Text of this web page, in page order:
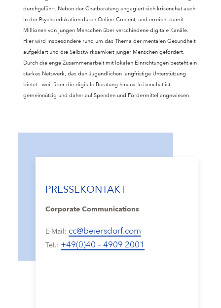
durchgeführt. Neben der Chatberatung engagiert sich krisenchat auch
in der Psychoedukation durch Online-Content, und erreicht damit
Millionen von jungen Menschen über verschiedene digitale Kanäle.
Hier wird insbesondere rund um das Thema der mentalen Gesundheit
aufgeklärt und die Selbstwirksamkeit junger Menschen gefördert.
Durch die enge Zusammenarbeit mit lokalen Einrichtungen besteht ein
starkes Netzwerk, das den Jugendlichen langfristige Unterstützung
bietet – weit über die digitale Beratung hinaus. krisenchat ist
gemeinnützig und daher auf Spenden und Fördermittel angewiesen.
PRESSEKONTAKT
Corporate Communications
E-Mail: cc@beiersdorf.com
Tel.: +49(0)40 – 4909 2001